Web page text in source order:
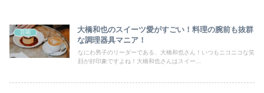
芸能
大橋和也のスイーツ愛がすごい！料理の腕前も抜群
な調理器具マニア！
なにわ男子のリーダーである、大橋和也さん！いつもニコニコな笑
顔が好印象ですよね！大橋和也さんはスイー...